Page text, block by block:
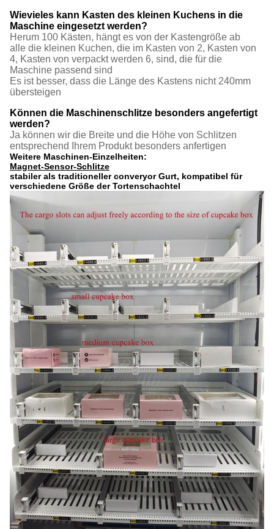
Wievieles kann Kasten des kleinen Kuchens in die
Maschine eingesetzt werden?
Herum 100 Kästen, hängt es von der Kastengröße ab
alle die kleinen Kuchen, die im Kasten von 2, Kasten von
4, Kasten von verpackt werden 6, sind, die für die
Maschine passend sind
Es ist besser, dass die Länge des Kastens nicht 240mm
übersteigen
Können die Maschinenschlitze besonders angefertigt
werden?
Ja können wir die Breite und die Höhe von Schlitzen
entsprechend Ihrem Produkt besonders anfertigen
Weitere Maschinen-Einzelheiten:
Magnet-Sensor-Schlitze
stabiler als traditioneller converyor Gurt, kompatibel für
verschiedene Größe der Tortenschachtel